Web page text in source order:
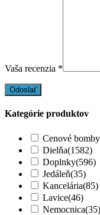
Vaša recenzia *
Kategórie produktov
Cenové bomby
Dielňa(1582)
Doplnky(596)
Jedáleň(35)
Kancelária(85)
Lavice(46)
Nemocnica(35)